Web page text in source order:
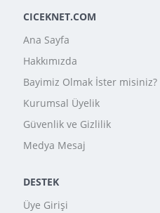
CICEKNET.COM
Ana Sayfa
Hakkımızda
Bayimiz Olmak İster misiniz?
Kurumsal Üyelik
Güvenlik ve Gizlilik
Medya Mesaj
DESTEK
Üye Girişi